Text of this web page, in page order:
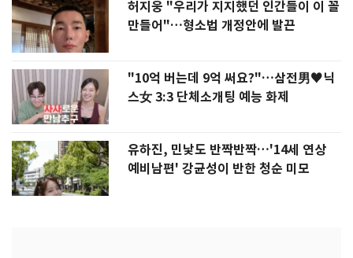
허지웅 "우리가 지지했던 인간들이 이 꼴
만들어"…형소법 개정안에 발끈
"10억 버는데 9억 써요?"…삼전男♥닉
스女 3:3 단체소개팅 예능 화제
유하진, 민낯도 반짝반짝…'14세 연상
예비남편' 강균성이 반한 청순 미모